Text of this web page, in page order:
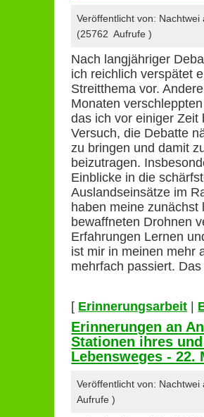
Veröffentlicht von:
(25762 Aufrufe )
Nach langjähriger
ich reichlich verspätet
Streitthema vor.
Monaten
das ich vor einiger Zeit
Versuch, die Debatte
zu bringen und damit
beizutragen.
Einblicke in die
Auslandseinsätze im
haben meine
bewaffneten Drohnen
Erfahrungen Lernen
ist mir in meinen mehr
mehrfach passiert.
[ Erinnerungsarbeit |
Erinnerungen an
Stationen ihres
Lebensweges - 22.
Veröffentlicht von:
Aufrufe )